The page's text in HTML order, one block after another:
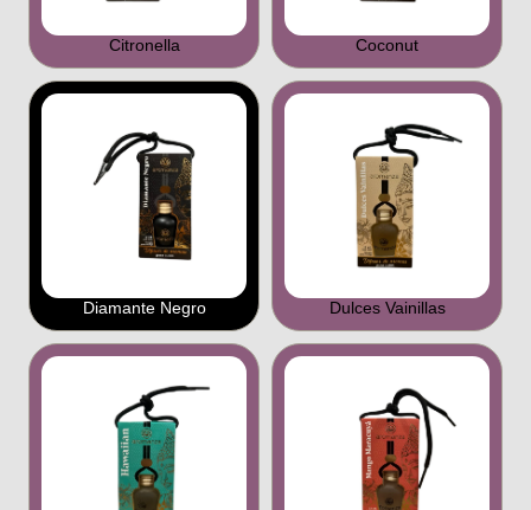
Citronella Coconut
Diamante Negro Dulces Vainillas